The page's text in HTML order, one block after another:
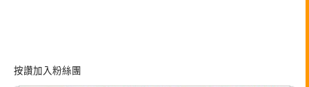
按讚加入粉絲團